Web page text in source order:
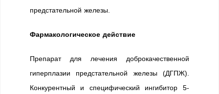
предстательной железы.
Фармакологическое действие
Препарат для лечения доброкачественной
гиперплазии предстательной железы (ДГПЖ).
Конкурентный и специфический ингибитор 5-